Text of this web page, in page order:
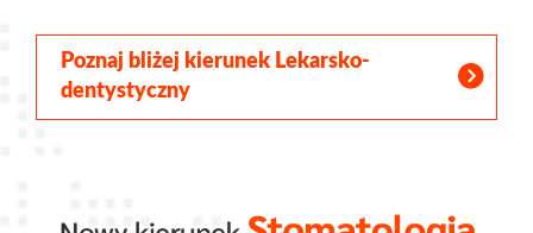
Poznaj bliżej kierunek Lekarsko-
dentystyczny